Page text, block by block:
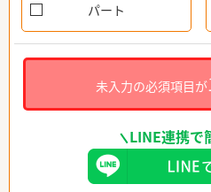
パート
未入力の必須項目が
LINE連携で